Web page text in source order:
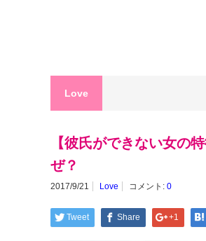
Love
【彼氏ができない女の
ぜ？
2017/9/21 Love コメント: 0
Tweet Share +1